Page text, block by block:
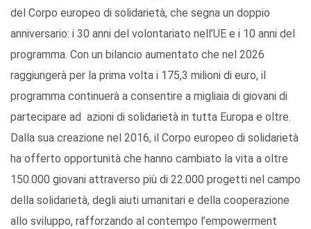
del Corpo europeo di solidarietà, che segna un doppio
anniversario: i 30 anni del volontariato nell’UE e i 10 anni del
programma. Con un bilancio aumentato che nel 2026
raggiungerà per la prima volta i 175,3 milioni di euro, il
programma continuerà a consentire a migliaia di giovani di
partecipare ad azioni di solidarietà in tutta Europa e oltre.
Dalla sua creazione nel 2016, il Corpo europeo di solidarietà
ha offerto opportunità che hanno cambiato la vita a oltre
150.000 giovani attraverso più di 22.000 progetti nel campo
della solidarietà, degli aiuti umanitari e della cooperazione
allo sviluppo, rafforzando al contempo l’empowerment